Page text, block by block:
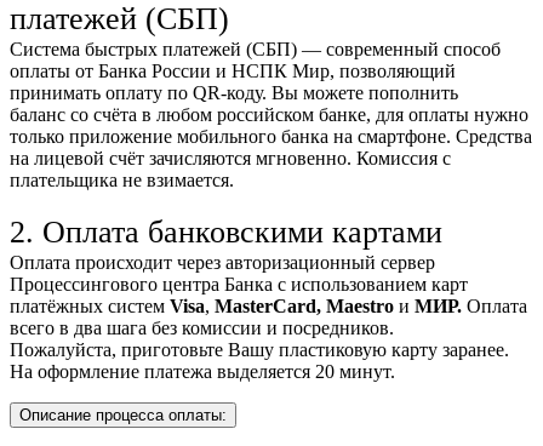
платежей (СБП)
Система быстрых платежей (СБП) — современный способ
оплаты от Банка России и НСПК Мир, позволяющий
принимать оплату по QR-коду. Вы можете пополнить
баланс со счёта в любом российском банке, для оплаты нужно
только приложение мобильного банка на смартфоне. Средства
на лицевой счёт зачисляются мгновенно. Комиссия с
плательщика не взимается.
2. Оплата банковскими картами
Оплата происходит через авторизационный сервер
Процессингового центра Банка с использованием карт
платёжных систем Visa, MasterCard, Maestro и МИР. Оплата
всего в два шага без комиссии и посредников.
Пожалуйста, приготовьте Вашу пластиковую карту заранее.
На оформление платежа выделяется 20 минут.
Описание процесса оплаты: